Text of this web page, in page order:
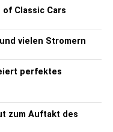
Classic Cars
vielen Stromern
perfektes
zum Auftakt des